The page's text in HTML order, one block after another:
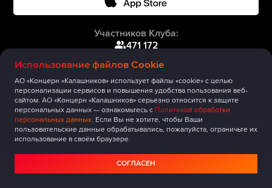
Использование файлов Cookie
АО «Концерн «Калашников» использует файлы «cookie» с целью
персонализации сервисов и повышения удобства пользования веб-
сайтом. АО «Концерн «Калашников» серьезно относится к защите
персональных данных — ознакомьтесь с Политикой обработки
персональных данных. Если Вы не хотите, чтобы Ваши
пользовательские данные обрабатывались, пожалуйста, ограничьте их
использование в своём браузере.
СОГЛАСЕН
Участников Клуба:
471 172